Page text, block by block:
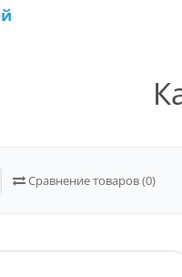
Сравнение товаров (0)